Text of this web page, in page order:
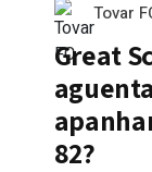
Tovar
Great
82?